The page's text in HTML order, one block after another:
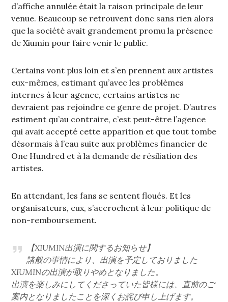
d’affiche annulée était la raison principale de leur
venue. Beaucoup se retrouvent donc sans rien alors
que la société avait grandement promu la présence
de Xiumin pour faire venir le public.
Certains vont plus loin et s’en prennent aux artistes
eux-mêmes, estimant qu’avec les problèmes
internes à leur agence, certains artistes ne
devraient pas rejoindre ce genre de projet. D’autres
estiment qu’au contraire, c’est peut-être l’agence
qui avait accepté cette apparition et que tout tombe
désormais à l’eau suite aux problèmes financier de
One Hundred et à la demande de résiliation des
artistes.
En attendant, les fans se sentent floués. Et les
organisateurs, eux, s’accrochent à leur politique de
non-remboursement.
【XIUMIN出演に関するお知らせ】
諸般の事情により、出演を予定しておりました
XIUMINの出演が取りやめとなりました。
出演を楽しみにしてくださっていた皆様には、直前のご
案内となりましたことを深くお詫び申し上げます。